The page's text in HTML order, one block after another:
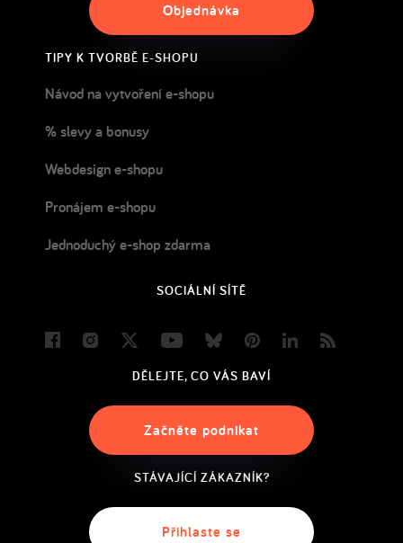
Objednávka
TIPY K TVORBĚ E-SHOPU
Návod na vytvoření e-shopu
% slevy a bonusy
Webdesign e-shopu
Pronájem e-shopu
Jednoduchý e-shop zdarma
SOCIÁLNÍ SÍTĚ
FacebookInstagram
Twitter YoutubeBlueskyPinterestLinkedIn
DĚLEJTE, CO VÁS BAVÍ
Začněte podnikat
STÁVAJÍCÍ ZÁKAZNÍK?
Přihlaste se